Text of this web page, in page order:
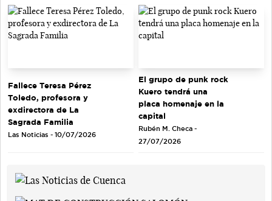
Fallece Teresa Pérez
Toledo, profesora y
exdirectora de La
Sagrada Familia
Las Noticias - 10/07/2026
El grupo de punk rock
Kuero tendrá una
placa homenaje en la
capital
Rubén M. Checa -
27/07/2026